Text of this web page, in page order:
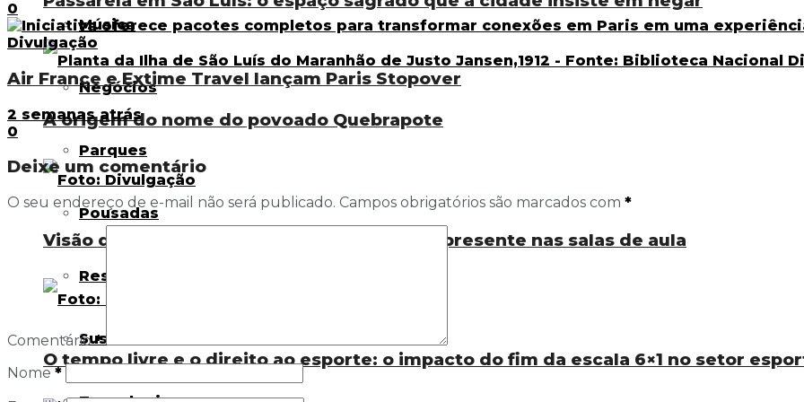
A origem do nome do povoado Quebrapote
Visão de uma professora: como a IA já está presente nas salas de aula
O tempo livre e o direito ao esporte: o impacto do fim da escala 6×1 no setor
Música
Negócios
Parques
Pousadas
Resorts
Sustentabilidade
0
Air France e Extime Travel lançam Paris Stopover
2 semanas atrás
0
Deixe um comentário
O seu endereço de e-mail não será publicado. Campos obrigatórios são marcados com *
Comentário*
Nome*